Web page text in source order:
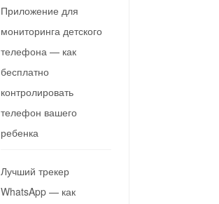
Приложение для
мониторинга детского
телефона — как
бесплатно
контролировать
телефон вашего
ребенка
Лучший трекер
WhatsApp — как